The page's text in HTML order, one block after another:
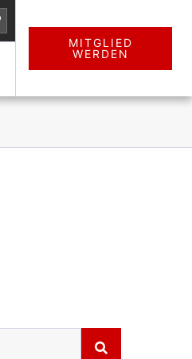
MITGLIED
WERDEN